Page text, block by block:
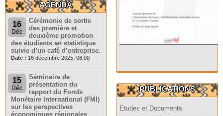
AGENDA
16
Déc
Cérémonie de sortie
des première et
deuxième promotion
des étudiants en statistique
suivie d’un café d’entreprise.
Date : 16 décembre 2025, 08:00
15
Déc
Séminaire de
présentation du
rapport du Fonds
Monétaire International (FMI)
sur les perspectives
économiques régionales
PUBLICATIONS
Etudes et Documents